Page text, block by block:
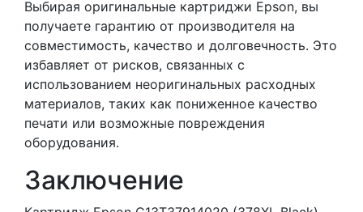
Выбирая оригинальные картриджи Epson, вы
получаете гарантию от производителя на
совместимость, качество и долговечность. Это
избавляет от рисков, связанных с
использованием неоригинальных расходных
материалов, таких как пониженное качество
печати или возможные повреждения
оборудования.
Заключение